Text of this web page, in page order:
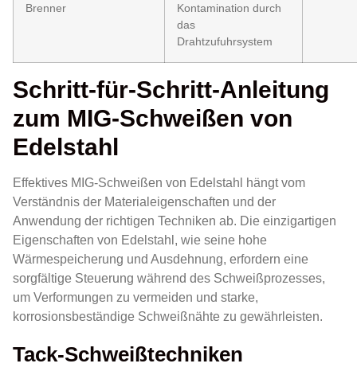
Brenner
Kontamination durch
das
Drahtzufuhrsystem
Schritt-für-Schritt-Anleitung
zum MIG-Schweißen von
Edelstahl
Effektives MIG-Schweißen von Edelstahl hängt vom
Verständnis der Materialeigenschaften und der
Anwendung der richtigen Techniken ab. Die einzigartigen
Eigenschaften von Edelstahl, wie seine hohe
Wärmespeicherung und Ausdehnung, erfordern eine
sorgfältige Steuerung während des Schweißprozesses,
um Verformungen zu vermeiden und starke,
korrosionsbeständige Schweißnähte zu gewährleisten.
Tack-Schweißtechniken